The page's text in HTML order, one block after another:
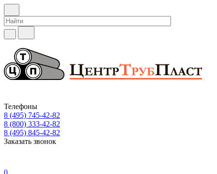
Телефоны
8 (495) 745-42-82
8 (800) 333-42-82
8 (495) 845-42-82
Заказать звонок
0